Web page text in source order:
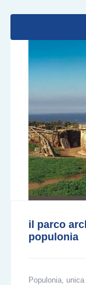
il parco
populonia
Populonia,